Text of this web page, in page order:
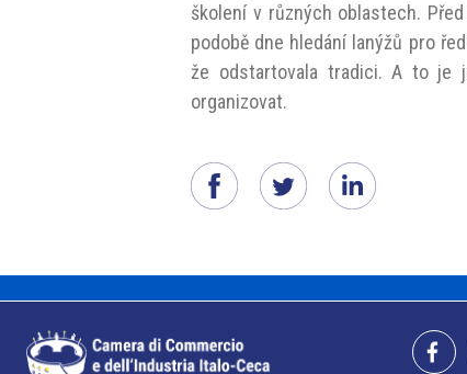
školení v různých oblastech.
podobě dne hledání lanýžů pro
že odstartovala tradici. A to je
organizovat.